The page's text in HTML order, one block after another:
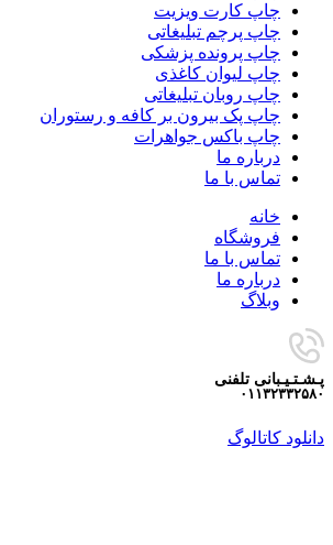
چاپ کارت ویزیت
چاپ پرچم تبلیغاتی
چاپ پرونده پزشکی
چاپ لیوان کاغذی
چاپ روبان تبلیغاتی
چاپ پک بیرون بر کافه و رستوران
چاپ باکس جواهرات
درباره ما
تماس با ما
خانه
فروشگاه
تماس با ما
درباره ما
وبلاگ
پـشـتـیـبانی تلفنی
۰۱۱۳۲۳۳۲۵۸۰
دانلود کاتالوگ